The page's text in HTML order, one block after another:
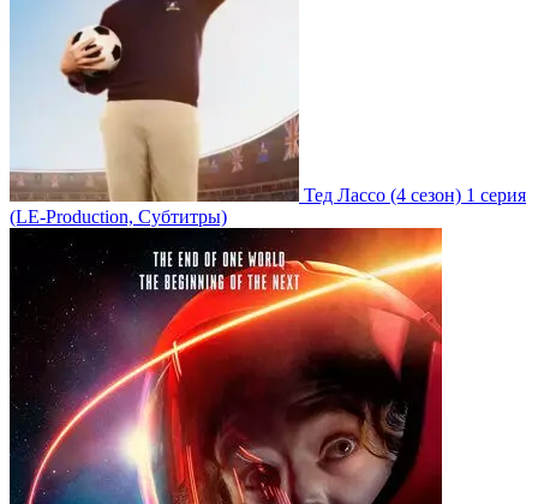
Тед Лассо (4 сезон) 1 серия
(LE-Production, Субтитры)